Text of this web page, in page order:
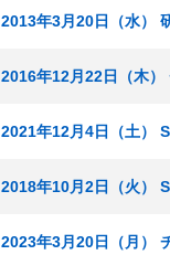
2013年3月20日（水）
2016年12月22日（木）
2021年12月4日（土）
2018年10月2日（火）
2023年3月20日（月）